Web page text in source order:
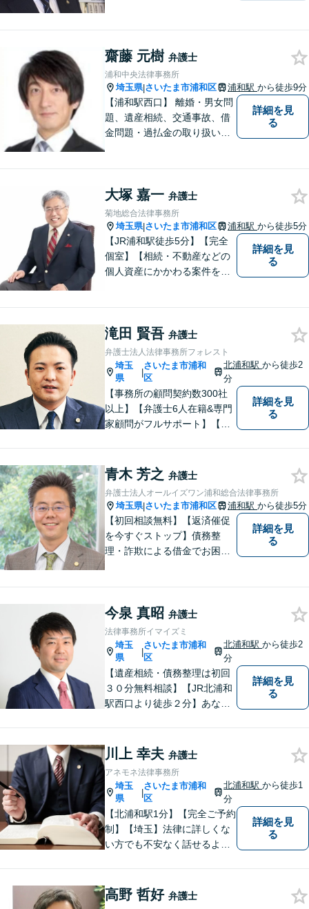
齋藤 元樹 弁護士
浦和中央法律事務所
埼玉県|さいたま市浦和区 浦和駅 から徒歩9分
【浦和駅西口】 離婚・男女問
題、遺産相続、交通事故、借
金問題・過払金の取り扱いが
い合わせ下さい！
詳細を見
る
大塚 嘉一 弁護士
菊地総合法律事務所
埼玉県|さいたま市浦和区 浦和駅 から徒歩5分
【JR浦和駅徒歩5分】【完全
個室】【相続・不動産などの
個人資産にかかわる案件を多
お気軽にご相談ください。
詳細を見
る
滝田 賢吾 弁護士
弁護士法人法律事務所フォレスト
埼玉
県
|
さいたま市浦和
区
北浦和駅から徒歩2
分
【事務所の顧問契約数300社
以上】【弁護士6人在籍&専門
家顧問がフルサポート】【北
商取引問題などに対応しま
す。中小企業さま、個人事業
主さまからのご相談に注力
【初回面談無料】
詳細を見
る
青木 芳之 弁護士
弁護士法人オールイズワン浦和総合法律事務所
埼玉県|さいたま市浦和区 浦和駅 から徒歩5分
【初回相談無料】【返済催促
を今すぐストップ】債務整
理・詐欺による借金でお困り
駅5分】【プライバシー配慮】
【平日22時・土日祝20時ま
で】【弁護士歴10年以上】
詳細を見
る
今泉 真昭 弁護士
法律事務所イマイズミ
埼玉
県
|
さいたま市浦和
区
北浦和駅から徒歩2
分
【遺産相続・債務整理は初回
３０分無料相談】【JR北浦和
駅西口より徒歩２分】あなた
の代わりに悩み、考え、解決
策をご提案します。
詳細を見
る
川上 幸夫 弁護士
アネモネ法律事務所
埼玉
県
|
さいたま市浦和
区
北浦和駅から徒歩1
分
【北浦和駅1分】【完全ご予約
制】【埼玉】法律に詳しくな
い方でも不安なく話せるよ
く感じがちな法律問題も、少
しずつ一緒に整理していきま
詳細を見
る
高野 哲好 弁護士